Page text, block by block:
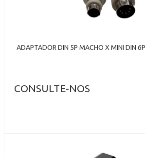
ADAPTADOR DIN 5P MACHO X MINI DIN
CONSULTE-NOS